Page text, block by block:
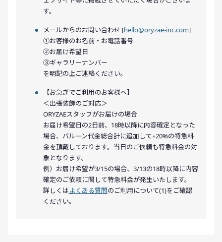
す。
メールからのお問い合わせ [hello@oryzae-inc.com]
①お客様のお名前・お電話番号
②お届け希望日
③ギャラリーナンバー
を明記の上ご連絡ください。
【お急ぎでご利用のお客様へ】
＜出張装飾のご対応＞
ORYZAEスタッフがお届けの場合
お届け希望日の2日前、18時以降に内容確定となった
場合、バルーン代金総合計に追加して+20%の特急料
金を頂戴しております。当日のご依頼も特急料金の対
象となります。
例）お届け希望が3/15の場合、3/13の18時以降に内容
確定のご依頼に関して特急料金が発生いたします。
詳しくはよくある質問のご利用について(1)をご確認
ください。